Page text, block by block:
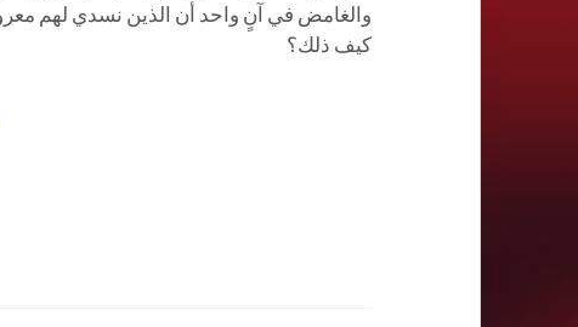
والغامض في آنٍ واحد أن الذين نسدي لهم
كيف ذلك؟